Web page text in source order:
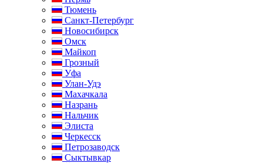
Тюмень
Санкт-Петербург
Новосибирск
Омск
Майкоп
Грозный
Уфа
Улан-Удэ
Махачкала
Назрань
Нальчик
Элиста
Черкесск
Петрозаводск
Сыктывкар